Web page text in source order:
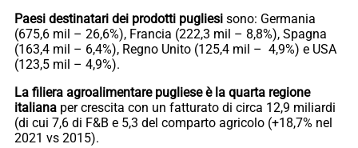
Paesi destinatari dei prodotti pugliesi sono: Germania
(675,6 mil – 26,6%), Francia (222,3 mil – 8,8%), Spagna
(163,4 mil – 6,4%), Regno Unito (125,4 mil – 4,9%) e USA
(123,5 mil – 4,9%).
La filiera agroalimentare pugliese è la quarta regione
italiana per crescita con un fatturato di circa 12,9 miliardi
(di cui 7,6 di F&B e 5,3 del comparto agricolo (+18,7% nel
2021 vs 2015).